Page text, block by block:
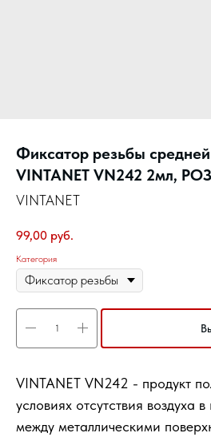
Фиксатор резьбы
VINTANET VN242 2мл,
VINTANET
99,00 руб.
Категория
VINTANET VN242 - продукт
условиях отсутствия воздуха
между металлическими